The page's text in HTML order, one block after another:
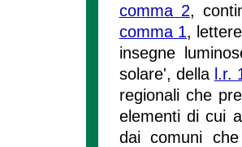
comma 2,
comma 1,
insegne
solare', della l.r.
regionali che
elementi di cui
dai comuni